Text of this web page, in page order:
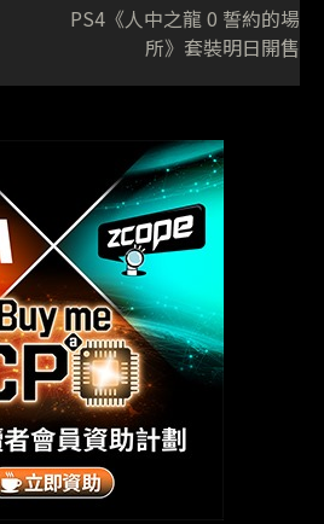
PS4《人中之龍 0 誓約的場
所》套裝明日開售